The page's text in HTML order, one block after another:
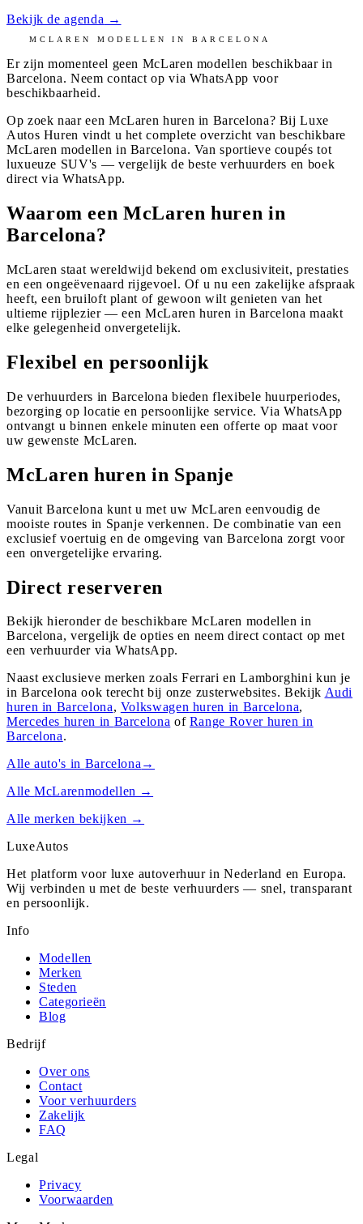
Bekijk de agenda →
MCLAREN MODELLEN INBARCELONA
Er zijn momenteel geen McLaren modellen beschikbaar in
Barcelona. Neem contact op via WhatsApp voor
beschikbaarheid.
Op zoek naar een McLaren huren in Barcelona? Bij Luxe
Autos Huren vindt u het complete overzicht van beschikbare
McLaren modellen in Barcelona. Van sportieve coupés tot
luxueuze SUV's — vergelijk de beste verhuurders en boek
direct via WhatsApp.
Waarom een McLaren huren in
Barcelona?
McLaren staat wereldwijd bekend om exclusiviteit, prestaties
en een ongeëvenaard rijgevoel. Of u nu een zakelijke afspraak
heeft, een bruiloft plant of gewoon wilt genieten van het
ultieme rijplezier — een McLaren huren in Barcelona maakt
elke gelegenheid onvergetelijk.
Flexibel en persoonlijk
De verhuurders in Barcelona bieden flexibele huurperiodes,
bezorging op locatie en persoonlijke service. Via WhatsApp
ontvangt u binnen enkele minuten een offerte op maat voor
uw gewenste McLaren.
McLaren huren in Spanje
Vanuit Barcelona kunt u met uw McLaren eenvoudig de
mooiste routes in Spanje verkennen. De combinatie van een
exclusief voertuig en de omgeving van Barcelona zorgt voor
een onvergetelijke ervaring.
Direct reserveren
Bekijk hieronder de beschikbare McLaren modellen in
Barcelona, vergelijk de opties en neem direct contact op met
een verhuurder via WhatsApp.
Naast exclusieve merken zoals Ferrari en Lamborghini kun je
in Barcelona ook terecht bij onze zusterwebsites. Bekijk Audi
huren in Barcelona, Volkswagen huren in Barcelona,
Mercedes huren in Barcelona of Range Roverhuren in
Barcelona.
Alle auto's in Barcelona→
AlleMcLarenmodellen →
Alle merken bekijken →
LuxeAutos
Het platform voor luxe autoverhuur in Nederland en Europa.
Wij verbinden u met de beste verhuurders — snel, transparant
en persoonlijk.
Info
Modellen
Merken
Steden
Categorieën
Blog
Bedrijf
Over ons
Contact
Voor verhuurders
Zakelijk
FAQ
Legal
Privacy
Voorwaarden